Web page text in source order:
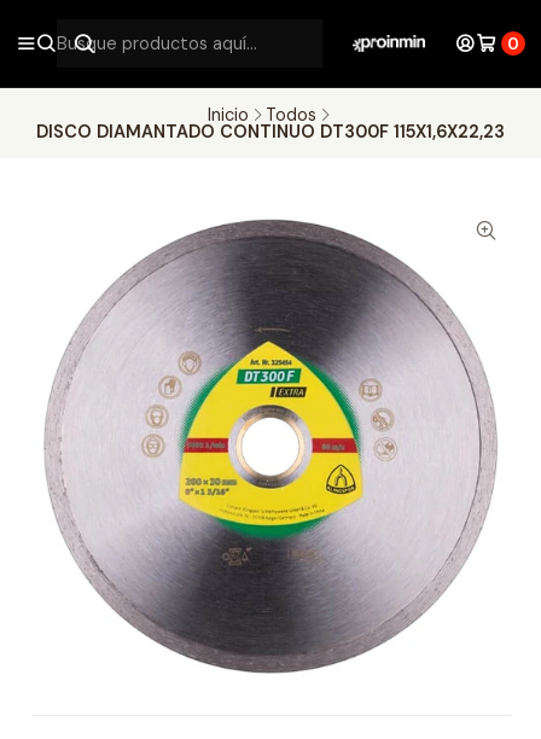
0
Inicio
Todos
DISCO DIAMANTADO CONTINUO DT300F 115X1,6X22,23